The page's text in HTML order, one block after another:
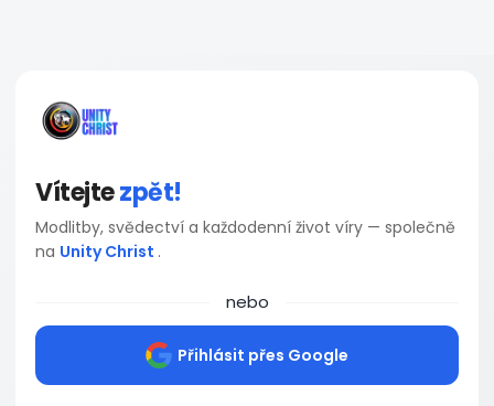
Vítejtezpět!
Modlitby, svědectví a každodenní život víry — společně
na Unity Christ .
nebo
Přihlásit přes Google